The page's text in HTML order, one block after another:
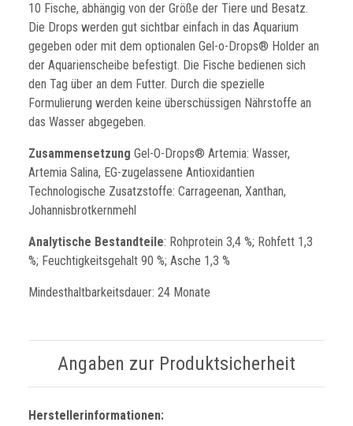
10 Fische, abhängig von der Größe der Tiere und Besatz.
Die Drops werden gut sichtbar einfach in das Aquarium
gegeben oder mit dem optionalen Gel-o-Drops® Holder an
der Aquarienscheibe befestigt. Die Fische bedienen sich
den Tag über an dem Futter. Durch die spezielle
Formulierung werden keine überschüssigen Nährstoffe an
das Wasser abgegeben.
Zusammensetzung Gel-O-Drops® Artemia: Wasser,
Artemia Salina, EG-zugelassene Antioxidantien
Technologische Zusatzstoffe: Carrageenan, Xanthan,
Johannisbrotkernmehl
Analytische Bestandteile: Rohprotein 3,4 %; Rohfett 1,3
%; Feuchtigkeitsgehalt 90 %; Asche 1,3 %
Mindesthaltbarkeitsdauer: 24 Monate
Angaben zur Produktsicherheit
Herstellerinformationen: